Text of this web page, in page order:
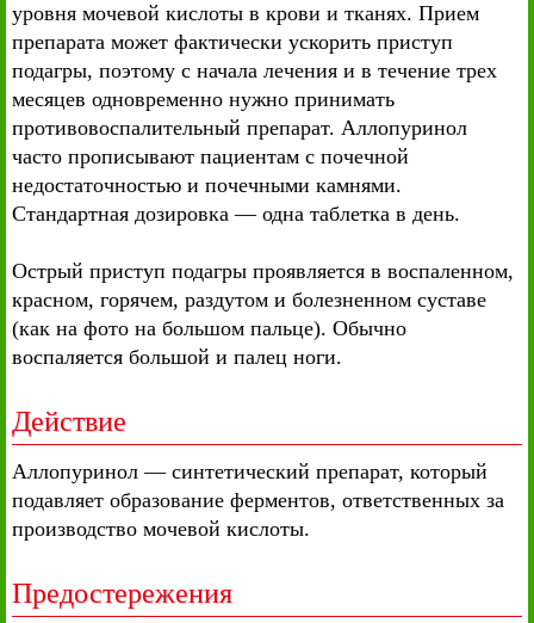
уровня мочевой кислоты в крови и тканях. Прием
препарата может фактически ускорить приступ
подагры, поэтому с начала лечения и в течение трех
месяцев одновременно нужно принимать
противовоспалительный препарат. Аллопуринол
часто прописывают пациентам с почечной
недостаточностью и почечными камнями.
Стандартная дозировка — одна таблетка в день.
Острый приступ подагры проявляется в воспаленном,
красном, горячем, раздутом и болезненном суставе
(как на фото на большом пальце). Обычно
воспаляется большой и палец ноги.
Действие
Аллопуринол — синтетический препарат, который
подавляет образование ферментов, ответственных за
производство мочевой кислоты.
Предостережения